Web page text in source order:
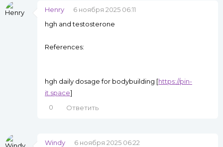
Henry
6 ноября 2025 06:11
hgh and testosterone
References:
hgh daily dosage for bodybuilding [https://pin-
it.space]
0
Ответить
Windy
6 ноября 2025 06:22